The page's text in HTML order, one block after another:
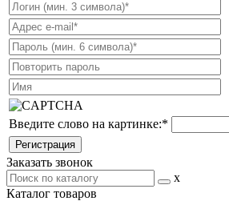
Введите слово на картинке:*
Заказать звонок
x
Каталог товаров